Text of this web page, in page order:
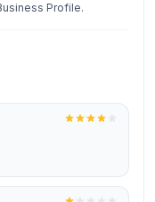
Profile.